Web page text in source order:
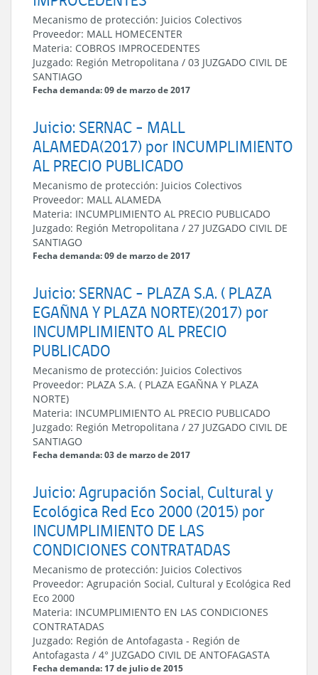
Mecanismo de protección: Juicios Colectivos
Proveedor: MALL HOMECENTER
Materia: COBROS IMPROCEDENTES
Juzgado: Región Metropolitana / 03 JUZGADO CIVIL DE
SANTIAGO
Fecha demanda: 09 de marzo de 2017
Juicio: SERNAC - MALL
ALAMEDA(2017) por INCUMPLIMIENTO
AL PRECIO PUBLICADO
Mecanismo de protección: Juicios Colectivos
Proveedor: MALL ALAMEDA
Materia: INCUMPLIMIENTO AL PRECIO PUBLICADO
Juzgado: Región Metropolitana / 27 JUZGADO CIVIL DE
SANTIAGO
Fecha demanda: 09 de marzo de 2017
Juicio: SERNAC - PLAZA S.A. ( PLAZA
EGAÑNA Y PLAZA NORTE)(2017) por
INCUMPLIMIENTO AL PRECIO
PUBLICADO
Mecanismo de protección: Juicios Colectivos
Proveedor: PLAZA S.A. ( PLAZA EGAÑNA Y PLAZA
NORTE)
Materia: INCUMPLIMIENTO AL PRECIO PUBLICADO
Juzgado: Región Metropolitana / 27 JUZGADO CIVIL DE
SANTIAGO
Fecha demanda: 03 de marzo de 2017
Juicio: Agrupación Social, Cultural y
Ecológica Red Eco 2000 (2015) por
INCUMPLIMIENTO DE LAS
CONDICIONES CONTRATADAS
Mecanismo de protección: Juicios Colectivos
Proveedor: Agrupación Social, Cultural y Ecológica Red
Eco 2000
Materia: INCUMPLIMIENTO EN LAS CONDICIONES
CONTRATADAS
Juzgado: Región de Antofagasta - Región de
Antofagasta / 4° JUZGADO CIVIL DE ANTOFAGASTA
Fecha demanda: 17 de julio de 2015